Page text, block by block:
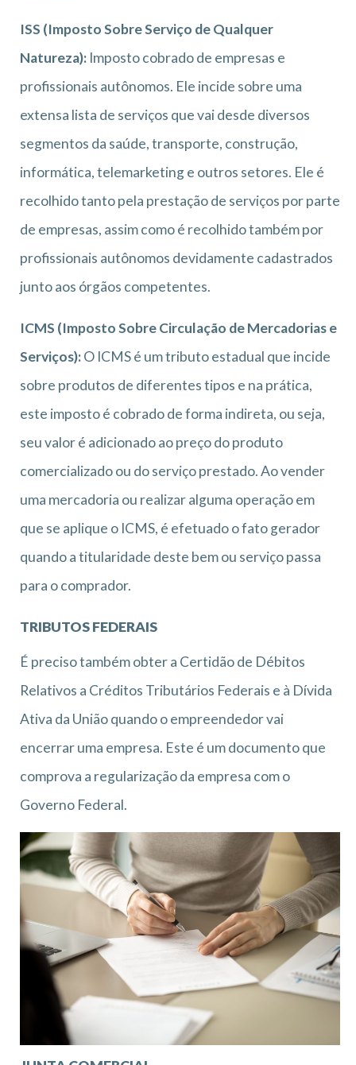
ISS (Imposto Sobre Serviço de Qualquer
Natureza): Imposto cobrado de empresas e
profissionais autônomos. Ele incide sobre uma
extensa lista de serviços que vai desde diversos
segmentos da saúde, transporte, construção,
informática, telemarketing e outros setores. Ele é
recolhido tanto pela prestação de serviços por parte
de empresas, assim como é recolhido também por
profissionais autônomos devidamente cadastrados
junto aos órgãos competentes.
ICMS (Imposto Sobre Circulação de Mercadorias e
Serviços):O ICMS é um tributo estadual que incide
sobre produtos de diferentes tipos e na prática,
este imposto é cobrado de forma indireta, ou seja,
seu valor é adicionado ao preço do produto
comercializado ou do serviço prestado. Ao vender
uma mercadoria ou realizar alguma operação em
que se aplique o ICMS, é efetuado o fato gerador
quando a titularidade deste bem ou serviço passa
para o comprador.
TRIBUTOS FEDERAIS
É preciso também obter a Certidão de Débitos
Relativos a Créditos Tributários Federais e à Dívida
Ativa da União quando o empreendedor vai
encerrar uma empresa. Este é um documento que
comprova a regularização da empresa com o
Governo Federal.